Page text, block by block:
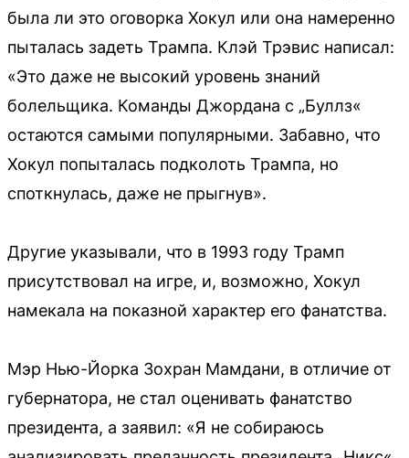
была ли это оговорка Хокул или она намеренно
пыталась задеть Трампа. Клэй Трэвис написал:
«Это даже не высокий уровень знаний
болельщика. Команды Джордана с „Буллз«
остаются самыми популярными. Забавно, что
Хокул попыталась подколоть Трампа, но
споткнулась, даже не прыгнув».
Другие указывали, что в 1993 году Трамп
присутствовал на игре, и, возможно, Хокул
намекала на показной характер его фанатства.
Мэр Нью-Йорка Зохран Мамдани, в отличие от
губернатора, не стал оценивать фанатство
президента, а заявил: «Я не собираюсь